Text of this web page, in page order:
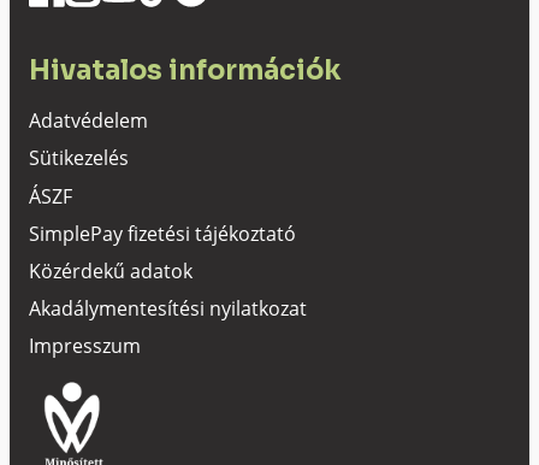
Hivatalos információk
Adatvédelem
Sütikezelés
ÁSZF
SimplePay fizetési tájékoztató
Közérdekű adatok
Akadálymentesítési nyilatkozat
Impresszum